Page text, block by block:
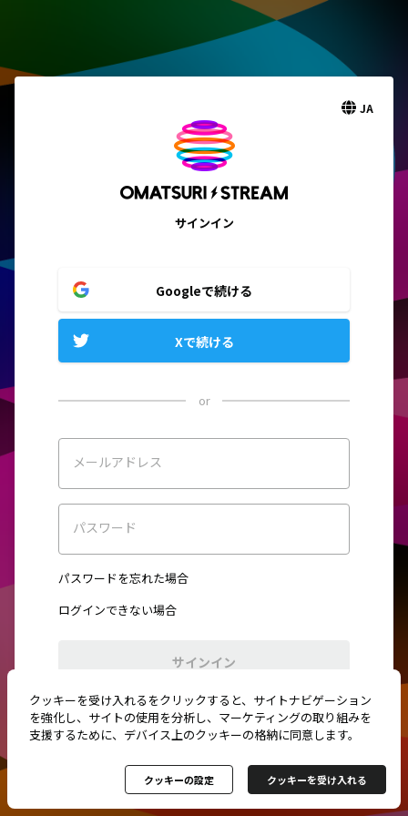
JA
サインイン
Googleで続ける
Xで続ける
or
メールアドレス
パスワード
パスワードを忘れた場合
ログインできない場合
サインイン
初めてご利用ですか？新規登録
クッキーを受け入れるをクリックすると、サイトナビゲーション
を強化し、サイトの使用を分析し、マーケティングの取り組みを
支援するために、デバイス上のクッキーの格納に同意します。
クッキーの設定 クッキーを受け入れる